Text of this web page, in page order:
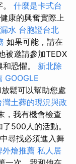
什麼是卡式台
康的興奮實際上
水 台胞證台北
如果可能，請在
被邀請參加TEDX
恐懼。 新北除
GOOGLE
鬆可以幫助您處
灣土葬的現況與政
，我有機會檢查
500人的活動。
尋找必須進入舞
外燴推薦 私人居